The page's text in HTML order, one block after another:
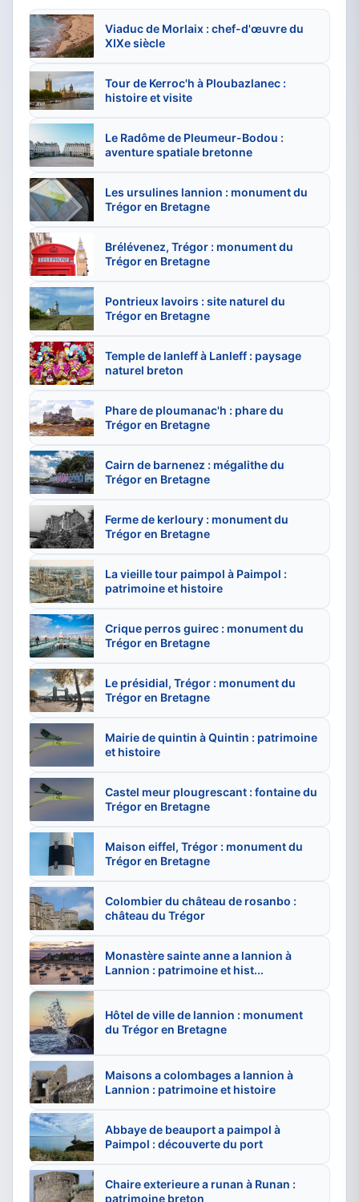
Viaduc de Morlaix : chef-d'œuvre du
XIXe siècle
Tour de Kerroc'h à Ploubazlanec :
histoire et visite
Le Radôme de Pleumeur-Bodou :
aventure spatiale bretonne
Les ursulines lannion : monument du
Trégor en Bretagne
Brélévenez, Trégor : monument du
Trégor en Bretagne
Pontrieux lavoirs : site naturel du
Trégor en Bretagne
Temple de lanleff à Lanleff : paysage
naturel breton
Phare de ploumanac'h : phare du
Trégor en Bretagne
Cairn de barnenez : mégalithe du
Trégor en Bretagne
Ferme de kerloury : monument du
Trégor en Bretagne
La vieille tour paimpol à Paimpol :
patrimoine et histoire
Crique perros guirec : monument du
Trégor en Bretagne
Le présidial, Trégor : monument du
Trégor en Bretagne
Mairie de quintin à Quintin : patrimoine
et histoire
Castel meur plougrescant : fontaine du
Trégor en Bretagne
Maison eiffel, Trégor : monument du
Trégor en Bretagne
Colombier du château de rosanbo :
château du Trégor
Monastère sainte anne a lannion à
Lannion : patrimoine et hist...
Hôtel de ville de lannion : monument
du Trégor en Bretagne
Maisons a colombages a lannion à
Lannion : patrimoine et histoire
Abbaye de beauport a paimpol à
Paimpol : découverte du port
Chaire exterieure a runan à Runan :
patrimoine breton